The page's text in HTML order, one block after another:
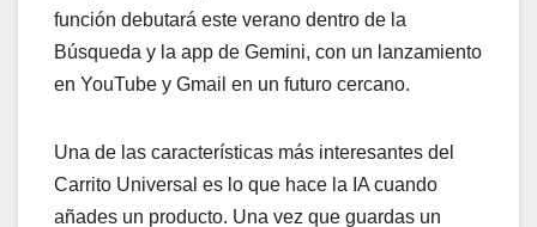
función debutará este verano dentro de la
Búsqueda y la app de Gemini, con un lanzamiento
en YouTube y Gmail en un futuro cercano.
Una de las características más interesantes del
Carrito Universal es lo que hace la IA cuando
añades un producto. Una vez que guardas un